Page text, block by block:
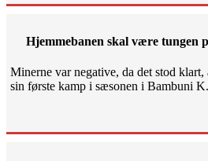
Hjemmebanen skal være tungen
Minerne var negative, da det stod klart,
sin første kamp i sæsonen i Bambuni